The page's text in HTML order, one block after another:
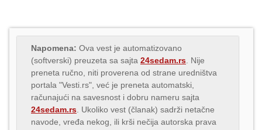
Napomena: Ova vest je automatizovano
(softverski) preuzeta sa sajta 24sedam.rs . Nije
preneta ručno, niti proverena od strane uredništva
portala "Vesti.rs", već je preneta automatski,
računajući na savesnost i dobru nameru sajta
24sedam.rs . Ukoliko vest (članak) sadrži netačne
navode, vređa nekog, ili krši nečija autorska prava